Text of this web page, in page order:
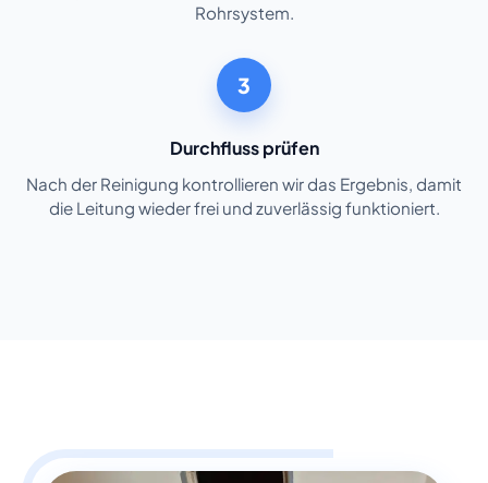
Rohrsystem.
3
Durchfluss prüfen
Nach der Reinigung kontrollieren wir das Ergebnis, damit
die Leitung wieder frei und zuverlässig funktioniert.